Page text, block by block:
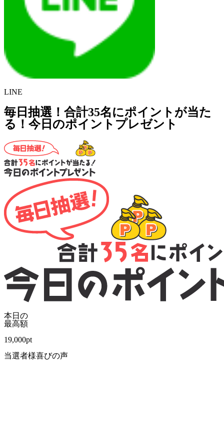
LINE
毎日抽選！合計35名にポイントが当た
る！今日のポイントプレゼント
本日の
最高額
19,000pt
当選者様喜びの声